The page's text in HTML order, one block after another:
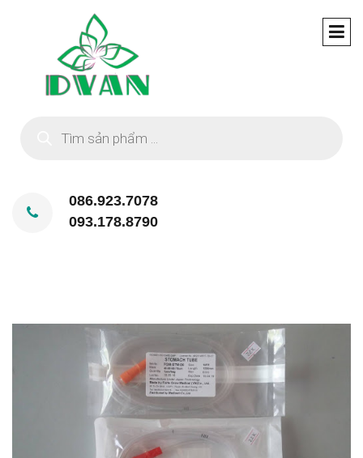
086.923.7078
093.178.8790